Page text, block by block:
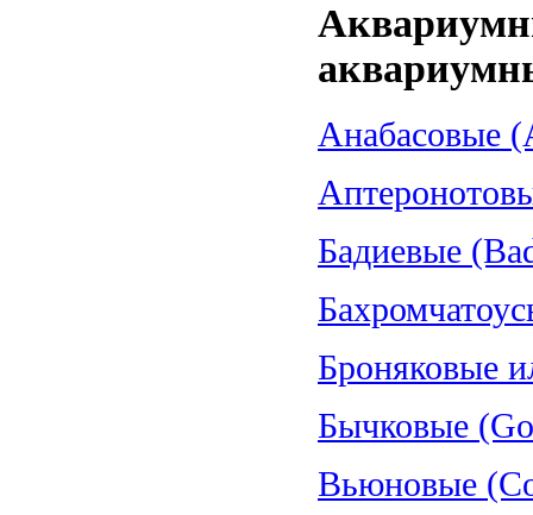
Анабасовые
Бадиевые
Броняковые
Бычковые
Вьюновые